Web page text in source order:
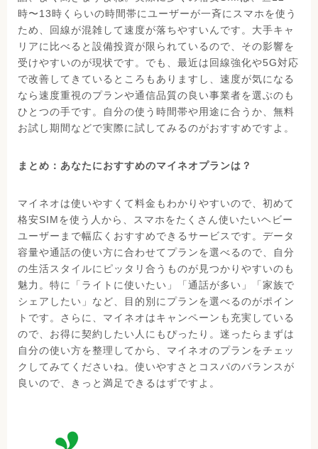
時〜13時くらいの時間帯にユーザーが一斉にスマホを使う
ため、回線が混雑して速度が落ちやすいんです。大手キャ
リアに比べると設備投資が限られているので、その影響を
受けやすいのが現状です。でも、最近は回線強化や5G対応
で改善してきているところもありますし、速度が気になる
なら速度重視のプランや通信品質の良い事業者を選ぶのも
ひとつの手です。自分の使う時間帯や用途に合うか、無料
お試し期間などで実際に試してみるのがおすすめですよ。
まとめ：あなたにおすすめのマイネオプランは？
マイネオは使いやすくて料金もわかりやすいので、初めて
格安SIMを使う人から、スマホをたくさん使いたいヘビー
ユーザーまで幅広くおすすめできるサービスです。データ
容量や通話の使い方に合わせてプランを選べるので、自分
の生活スタイルにピッタリ合うものが見つかりやすいのも
魅力。特に「ライトに使いたい」「通話が多い」「家族で
シェアしたい」など、目的別にプランを選べるのがポイン
トです。さらに、マイネオはキャンペーンも充実している
ので、お得に契約したい人にもぴったり。迷ったらまずは
自分の使い方を整理してから、マイネオのプランをチェッ
クしてみてくださいね。使いやすさとコスパのバランスが
良いので、きっと満足できるはずですよ。